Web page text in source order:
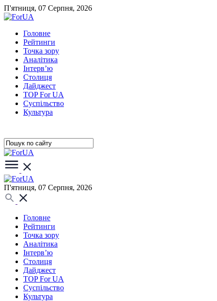
П'ятниця, 07 Серпня, 2026
Головне
Рейтинги
Точка зору
Аналітика
Інтерв’ю
Столиця
Дайджест
TOP For UA
Суспiльство
Культура
П'ятниця, 07 Серпня, 2026
Головне
Рейтинги
Точка зору
Аналітика
Інтерв’ю
Столиця
Дайджест
TOP For UA
Суспiльство
Культура